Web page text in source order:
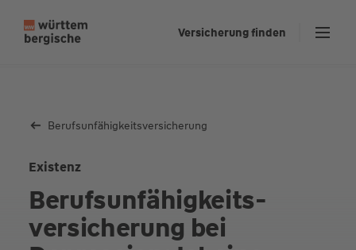
Versicherung finden
Berufsunfähigkeits­versicherung
Existenz
Berufsunfähigkeits­
versicherung bei